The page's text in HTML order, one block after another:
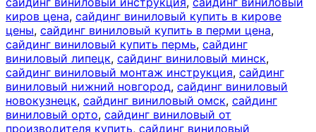
киров цена, сайдинг виниловый купить в кирове
цены, сайдинг виниловый купить в перми цена,
сайдинг виниловый купить пермь, сайдинг
виниловый липецк, сайдинг виниловый минск,
сайдинг виниловый монтаж инструкция, сайдинг
виниловый нижний новгород, сайдинг виниловый
новокузнецк, сайдинг виниловый омск, сайдинг
виниловый орто, сайдинг виниловый от
производителя купить, сайдинг виниловый